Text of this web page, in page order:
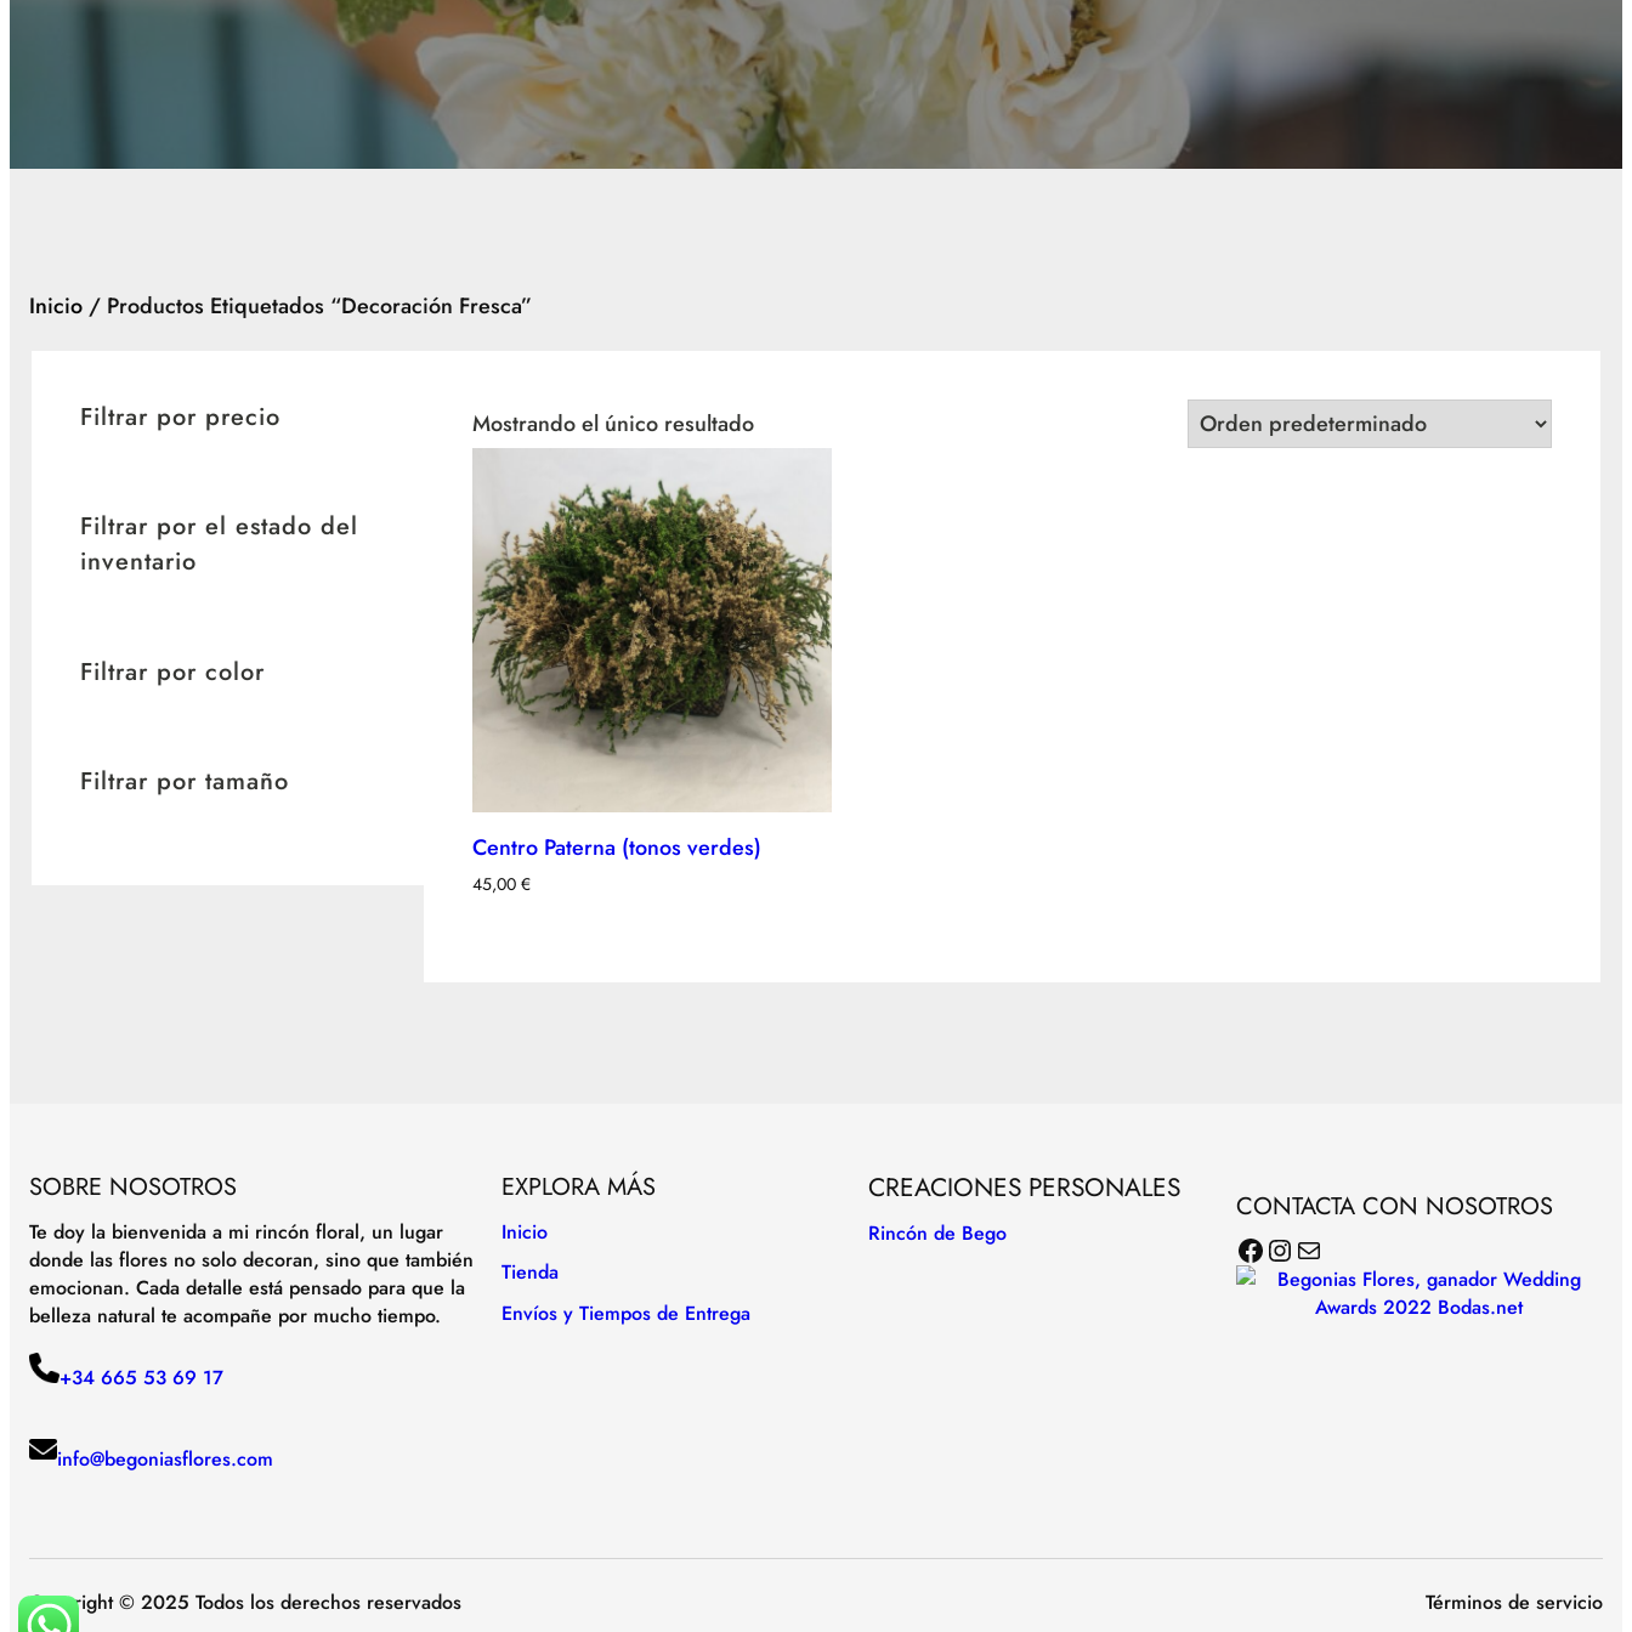
Inicio / Productos Etiquetados “decoración Fresca”
Filtrar por precio
Filtrar por el estado del
inventario
Filtrar por color
Filtrar por tamaño
Mostrando el único resultado
Centro Paterna (tonos verdes)
45,00 €
SOBRE NOSOTROS
Te doy la bienvenida a mi rincón floral, un lugar
donde las flores no solo decoran, sino que también
emocionan. Cada detalle está pensado para que la
belleza natural te acompañe por mucho tiempo.
+34 665 53 69 17
info@begoniasflores.com
EXPLORA MÁS
Inicio
Tienda
Envíos y Tiempos de Entrega
CREACIONES PERSONALES
Rincón de Bego
CONTACTA CON NOSOTROS
Facebook Instagram Correo electrónico
Copyright © 2025 Todos los derechos reservados Términos de servicio